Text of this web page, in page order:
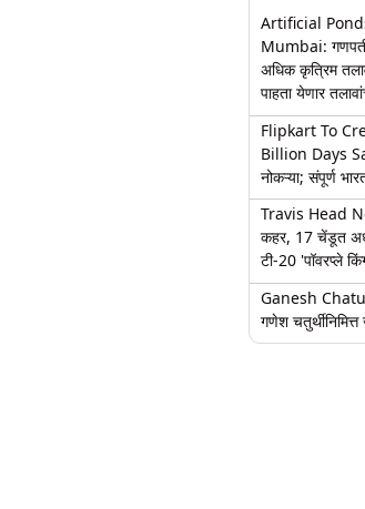
Artificial
Mumbai:
अधिक कृत्रिम
पाहता येणार
Flipkart To
Billion Days
नोकऱ्या; संपूर्ण
Travis Head
कहर, 17 चेंडूत
टी-20 'पॉवरप्ले
Ganesh
गणेश